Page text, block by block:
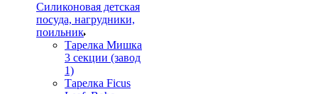
Силиконовая детская
посуда, нагрудники,
поильник
Тарелка Мишка
3 секции (завод
1)
Тарелка Ficus